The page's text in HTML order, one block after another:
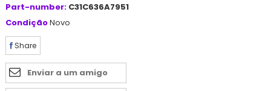
Part-number: C31C636A7951
CondiçãoNovo
Share
Enviar a um amigo